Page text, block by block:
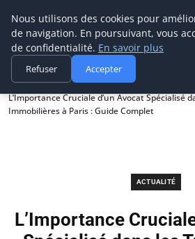
Prospection Pro
Accueil
Actualité
L’Importance Cruciale d’un Avocat Spécialisé
Immobilières à Paris : Guide Complet
ACTUALITÉ
L’Importance
Nous utilisons des cookies pour
de navigation. En poursuivant, vous
de confidentialité. En savoir plus
Refuser Accepter